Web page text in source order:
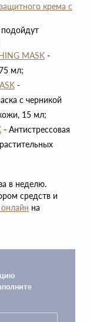
защитного крема с
MASK -
мл;
-
с черникой
15 мл;
- Антистрессовая
в неделю.
средств и
на